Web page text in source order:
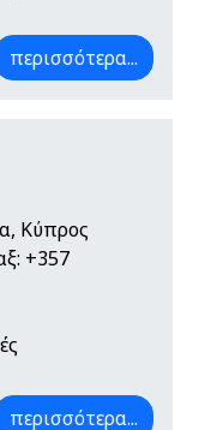
περισσότερα...
Κύπρος
+357
περισσότερα...